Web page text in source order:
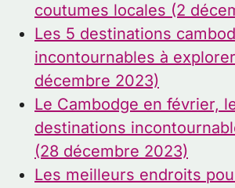
coutumes locales (2
Les 5 destinations
incontournables à
décembre 2023)
Le Cambodge en février,
destinations
(28 décembre 2023)
Les meilleurs endroits